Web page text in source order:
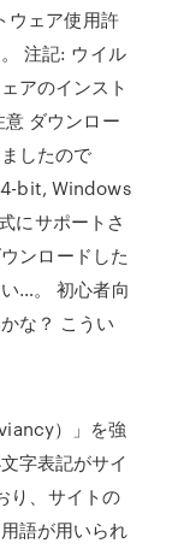
ウェア使用許
注記: ウイル
アのインスト
ダウンロー
したので
bit, Windows
にサポートさ
ンロードした
…。 初心者向
な？ こうい
）」を強
字表記がサイ
り、サイトの
語が用いられ